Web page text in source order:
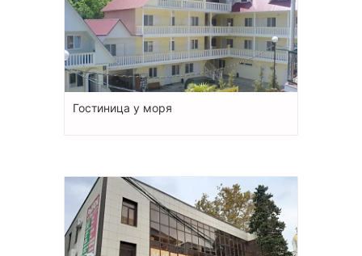
Гостиница у моря